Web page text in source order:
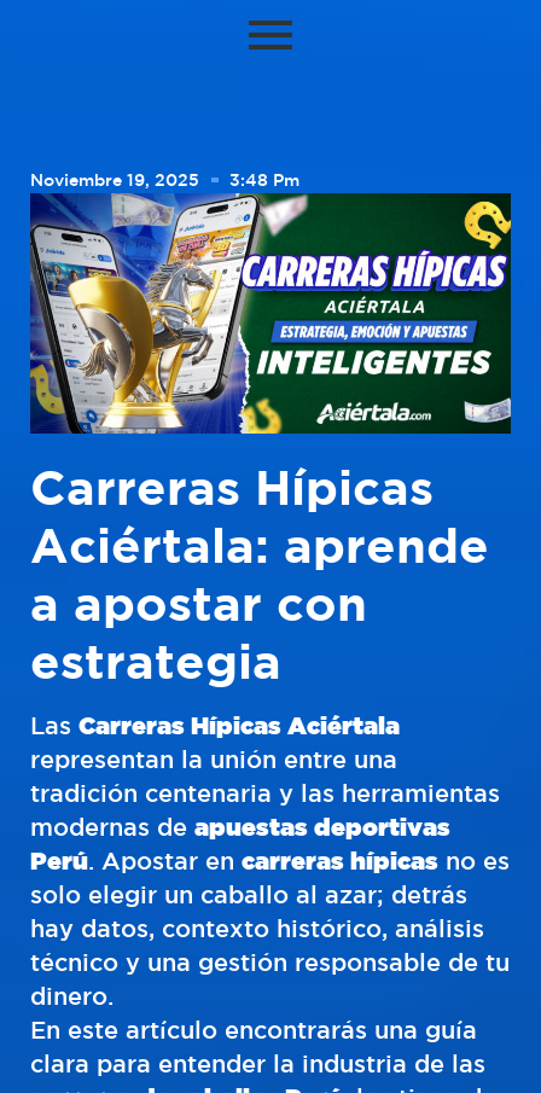
Noviembre 19, 2025 3:48 Pm
Carreras Hípicas
Aciértala: aprende
a apostar con
estrategia
Las Carreras Hípicas Aciértala
representan la unión entre una
tradición centenaria y las herramientas
modernas de apuestas deportivas
Perú. Apostar en carreras hípicas no es
solo elegir un caballo al azar; detrás
hay datos, contexto histórico, análisis
técnico y una gestión responsable de tu
dinero.
En este artículo encontrarás una guía
clara para entender la industria de las